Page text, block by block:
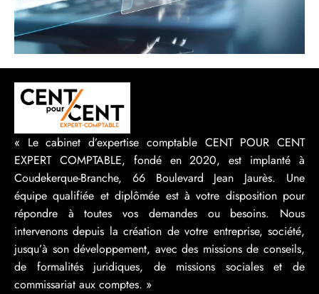
« Le cabinet d’expertise comptable CENT POUR CENT
EXPERT COMPTABLE, fondé en 2020, est implanté à
Coudekerque-Branche, 66 Boulevard Jean Jaurès. Une
équipe qualifiée et diplômée est à votre disposition pour
répondre à toutes vos demandes ou besoins. Nous
intervenons depuis la création de votre entreprise, société,
jusqu’à son développement, avec des missions de conseils,
de formalités juridiques, de missions sociales et de
commissariat aux comptes. »